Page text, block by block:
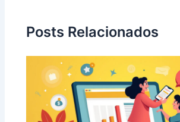
Posts Relacionados